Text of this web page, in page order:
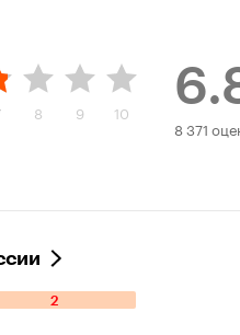
8 9 10
8 371
2 отрицательных оценок: